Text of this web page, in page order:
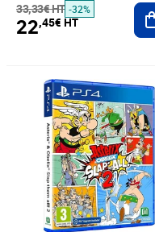
33,33€ HT -32%
22,45€ HT
Prix 34,48€ HT